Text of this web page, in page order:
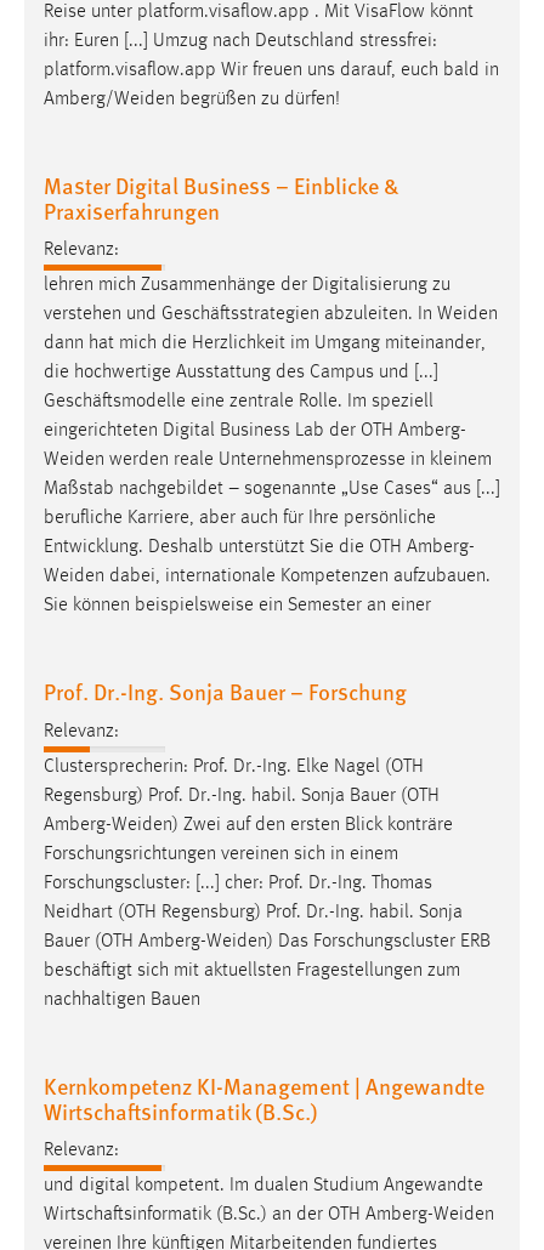
Reise unter platform.visaflow.app . Mit VisaFlow könnt
ihr: Euren [...] Umzug nach Deutschland stressfrei:
platform.visaflow.app Wir freuen uns darauf, euch bald in
Amberg/Weiden begrüßen zu dürfen!
Master Digital Business – Einblicke &
Praxiserfahrungen
Relevanz:
lehren mich Zusammenhänge der Digitalisierung zu
verstehen und Geschäftsstrategien abzuleiten. In Weiden
dann hat mich die Herzlichkeit im Umgang miteinander,
die hochwertige Ausstattung des Campus und [...]
Geschäftsmodelle eine zentrale Rolle. Im speziell
eingerichteten Digital Business Lab der OTH Amberg-
Weiden werden reale Unternehmensprozesse in kleinem
Maßstab nachgebildet – sogenannte „Use Cases“ aus [...]
berufliche Karriere, aber auch für Ihre persönliche
Entwicklung. Deshalb unterstützt Sie die OTH Amberg-
Weiden dabei, internationale Kompetenzen aufzubauen.
Sie können beispielsweise ein Semester an einer
Prof. Dr.-Ing. Sonja Bauer – Forschung
Relevanz:
Clustersprecherin: Prof. Dr.-Ing. Elke Nagel (OTH
Regensburg) Prof. Dr.-Ing. habil. Sonja Bauer (OTH
Amberg-Weiden) Zwei auf den ersten Blick konträre
Forschungsrichtungen vereinen sich in einem
Forschungscluster: [...] cher: Prof. Dr.-Ing. Thomas
Neidhart (OTH Regensburg) Prof. Dr.-Ing. habil. Sonja
Bauer (OTH Amberg-Weiden) Das Forschungscluster ERB
beschäftigt sich mit aktuellsten Fragestellungen zum
nachhaltigen Bauen
Kernkompetenz KI-Management | Angewandte
Wirtschaftsinformatik (B.Sc.)
Relevanz:
und digital kompetent. Im dualen Studium Angewandte
Wirtschaftsinformatik (B.Sc.) an der OTH Amberg-Weiden
vereinen Ihre künftigen Mitarbeitenden fundiertes